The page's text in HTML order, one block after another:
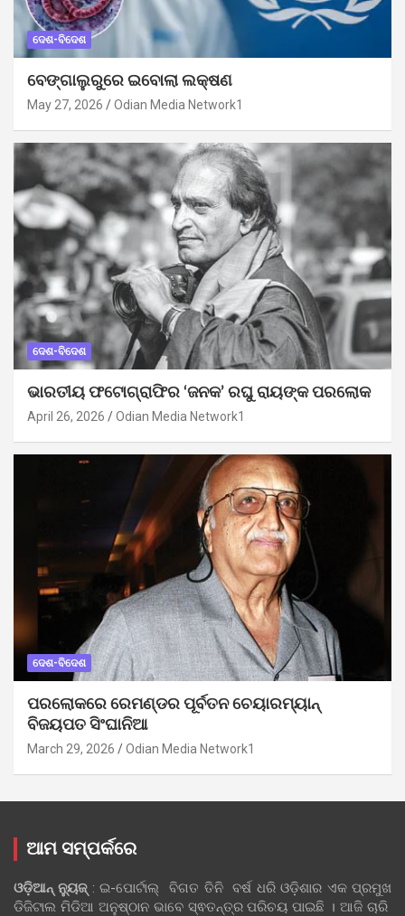
ଦେଶ-ବିଦେଶ
ବେଙ୍ଗାଲୁରୁରେ ଇବୋଲା ଲକ୍ଷଣ
May 27, 2026 Odian Media Network1
ଦେଶ-ବିଦେଶ
ଭାରତୀୟ ଫଟୋଗ୍ରାଫିର ‘ଜନକ’ ରଘୁ ରାୟଙ୍କ ପରଲୋକ
April 26, 2026 Odian Media Network1
ଦେଶ-ବିଦେଶ
ପରଲୋକରେ ରେମଣ୍ଡର ପୂର୍ବତନ ଚେୟାରମ୍ୟାନ୍
ବିଜୟପତ ସିଂଘାନିଆ
March 29, 2026 Odian Media Network1
ଆମ ସମ୍ପର୍କରେ
ଓଡ଼ିଆନ୍‍ ନ୍ୟୁଜ୍‍: ଇ-ପୋର୍ଟାଲ୍ ବିଗତ ତିନି ବର୍ଷ ଧରି ଓଡ଼ିଶାର ଏକ ପ୍ରମୁଖ
ଡିଜିଟାଲ ମିଡିଆ ଅନୁଷ୍ଠାନ ଭାବେ ସ୍ଵତନ୍ତ୍ର ପରିଚୟ ପାଇଛି । ଆଜି ଚାରି